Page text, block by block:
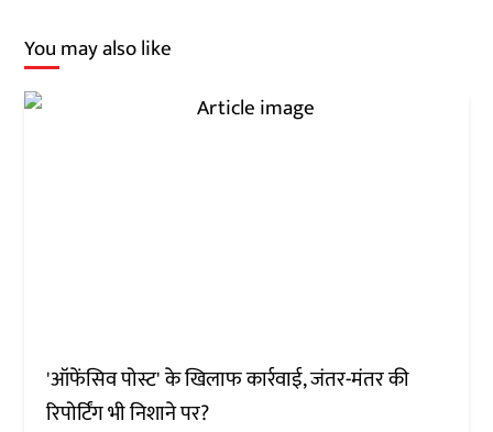
You may also like
'ऑफेंसिव पोस्ट' के खिलाफ कार्रवाई, जंतर-मंतर की
रिपोर्टिंग भी निशाने पर?